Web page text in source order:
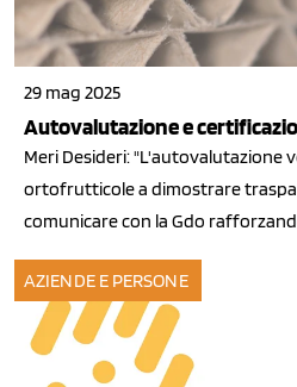
29 mag 2025
Autovalutazione e
Meri Desideri: "L'autovalutazione
ortofrutticole a dimostrare
comunicare con la Gdo
AZIENDE E PERSONE